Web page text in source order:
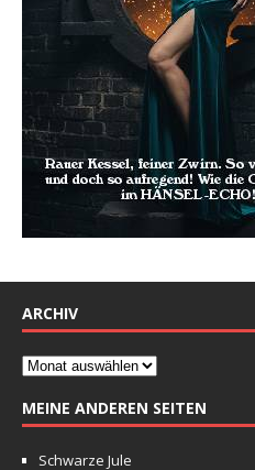
ARCHIV
MEINE ANDEREN SEITEN
Schwarze Jule